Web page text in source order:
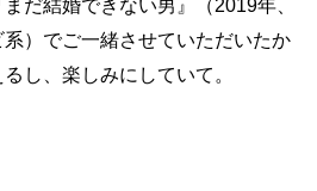
だ結婚できない男』（2019年、
）でご一緒させていただいたか
し、楽しみにしていて。